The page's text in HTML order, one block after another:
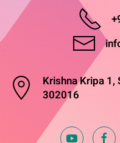
Krishna Kripa 1,
302016